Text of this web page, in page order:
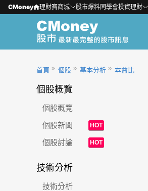
CMoney 理財寶商城 股市爆料同學會投資理財
首頁 個股 基本分析 本益比
個股概覽
個股概覽
個股新聞
HOT
個股討論 HOT
技術分析
技術分析